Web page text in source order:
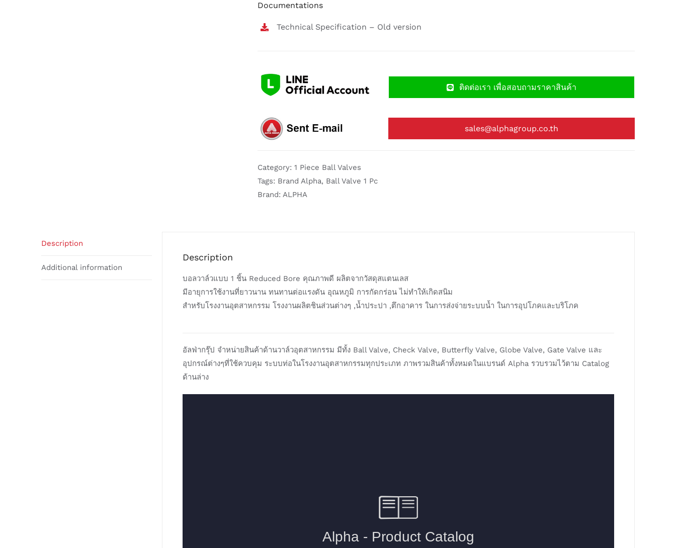
Documentations
Technical Specification – Old version
ติดต่อเรา เพื่อสอบถามราคาสินค้า
sales@alphagroup.co.th
Category: 1 Piece Ball Valves
Tags: Brand Alpha, Ball Valve 1 Pc
Brand: ALPHA
Description
Additional information
Description
บอลวาล์วแบบ 1 ชิ้น Reduced Bore คุณภาพดี ผลิตจากวัสดุสแตนเลส
มีอายุการใช้งานที่ยาวนาน ทนทานต่อแรงดัน อุณหภูมิ การกัดกร่อน ไม่ทำให้เกิดสนิม
สำหรับโรงงานอุตสาหกรรม โรงงานผลิตชินส่วนต่างๆ ,น้ำประปา ,ตึกอาคาร ในการส่งจ่ายระบบน้ำ ในการอุปโภคและบริโภค
อัลฟ่ากรุ๊ป จำหน่ายสินค้าด้านวาล์วอุตสาหกรรม มีทั้ง Ball Valve​, Check Valve, Butterfly Valve, Globe Valve, Gate Valve และ
อุปกรณ์ต่างๆที่ใช้ควบคุม ระบบท่อในโรงงานอุตสาหกรรมทุกประเภท ภาพรวมสินค้าทั้งหมดในแบรนด์ Alpha รวบรวมไว้ตาม Catalog
ด้านล่าง